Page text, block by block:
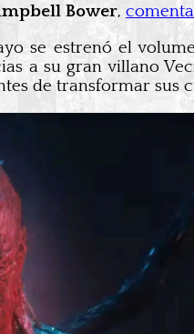
Bower,
se estrenó el
a su gran villano
de transformar sus